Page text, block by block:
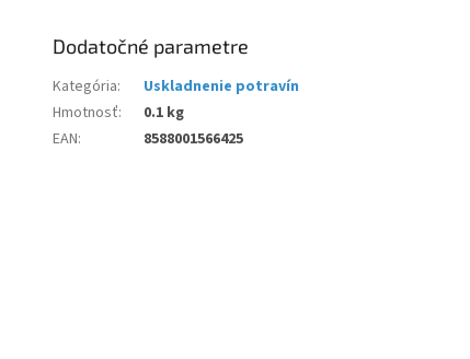
Dodatočné parametre
Kategória:
Uskladnenie potravín
Hmotnosť:
0.1 kg
EAN: 8588001566425